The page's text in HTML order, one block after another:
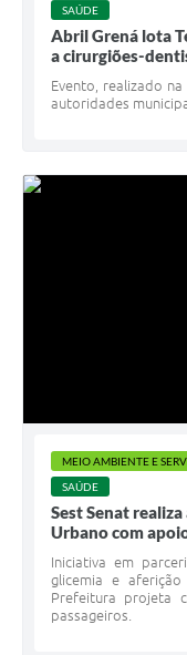
SAÚDE
Abril Grená lota
a cirurgiões-
Evento, realizado
autoridades
MEIO AMBIENTE E
SAÚDE
Sest Senat
Urbano com
Iniciativa em
glicemia e
Prefeitura projeta
passageiros.